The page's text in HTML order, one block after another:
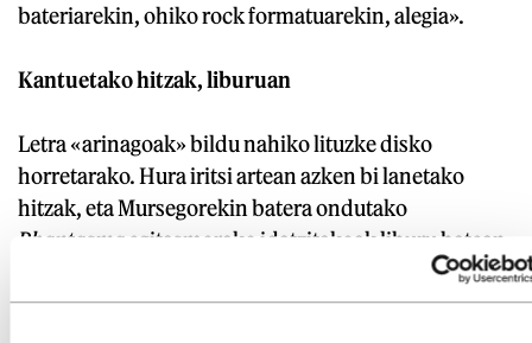
bateriarekin, ohiko rock formatuarekin, alegia».
Kantuetako hitzak, liburuan
Letra «arinagoak» bildu nahiko lituzke disko
horretarako. Hura iritsi artean azken bi lanetako
hitzak, eta Mursegorekin batera ondutako
Phantasma egitasmorako idatzitakoak liburu batean
Golpes de fortuna y tiros de graciadu
izenburutzat lan berriak eta Zaragozako Eclipsados